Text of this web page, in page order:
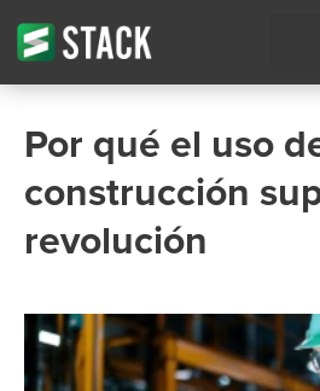
Por qué el uso
construcción
revolución